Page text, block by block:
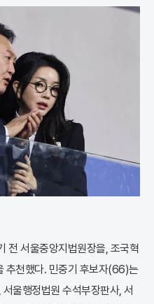
전 서울중앙지법원장을, 조국혁
추천했다. 민중기 후보자(66)는
울행정법원 수석부장판사, 서